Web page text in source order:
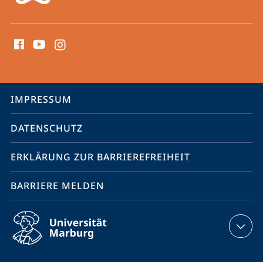
Media
Service-
Navigation
IMPRESSUM
DATENSCHUTZ
ERKLÄRUNG ZUR BARRIEREFREIHEIT
BARRIERE MELDEN